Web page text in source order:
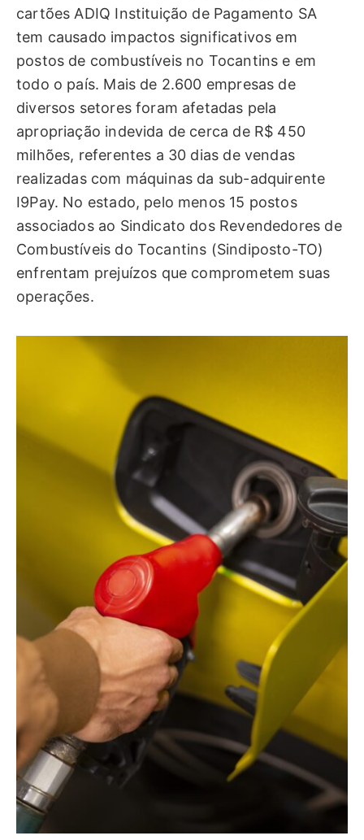
cartões ADIQ Instituição de Pagamento SA
tem causado impactos significativos em
postos de combustíveis no Tocantins e em
todo o país. Mais de 2.600 empresas de
diversos setores foram afetadas pela
apropriação indevida de cerca de R$ 450
milhões, referentes a 30 dias de vendas
realizadas com máquinas da sub-adquirente
I9Pay. No estado, pelo menos 15 postos
associados ao Sindicato dos Revendedores de
Combustíveis do Tocantins (Sindiposto-TO)
enfrentam prejuízos que comprometem suas
operações.